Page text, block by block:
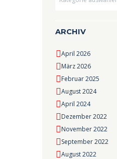
ARCHIV
April 2026
März 2026
Februar 2025
August 2024
April 2024
Dezember 2022
November 2022
September 2022
August 2022